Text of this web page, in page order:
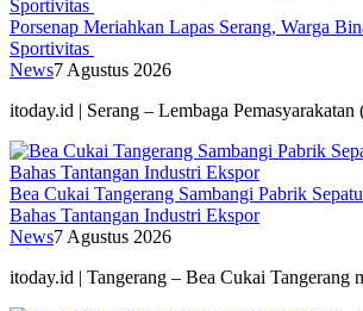
Porsenap Meriahkan Lapas Serang, Warga
Sportivitas
News7 Agustus 2026
itoday.id | Serang – Lembaga
Bea Cukai Tangerang Sambangi Pabrik
Bahas Tantangan Industri Ekspor
News7 Agustus 2026
itoday.id | Tangerang – Bea Cukai Tangerang